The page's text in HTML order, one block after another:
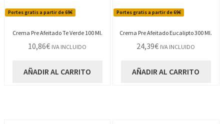
Portes gratis a partir de 69€
Crema Pre Afeitado Te Verde 100 Ml.
10,86€ IVA INCLUIDO
AÑADIR AL CARRITO
Portes gratis a partir de 69€
Crema Pre Afeitado Eucalipto 300 Ml.
24,39€ IVA INCLUIDO
AÑADIR AL CARRITO